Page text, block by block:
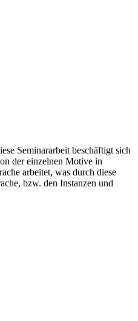
Seminararbeit beschäftigt sich
der einzelnen Motive in
arbeitet, was durch diese
bzw. den Instanzen und